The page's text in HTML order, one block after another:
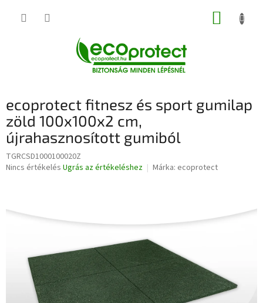
KOSÁR
ecoprotect fitnesz és sport gumilap
zöld 100x100x2 cm,
újrahasznosított gumiból
TGRCSD1000100020Z
A
5-
Nincs értékelés Ugrás az értékeléshez Márka: ecoprotect